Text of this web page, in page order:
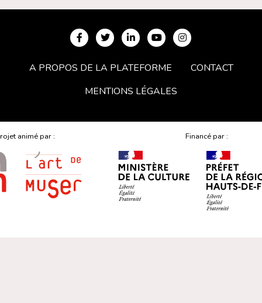
A PROPOS DE LA PLATEFORME
CONTACT
MENTIONS LÉGALES
animé par : Financé par :